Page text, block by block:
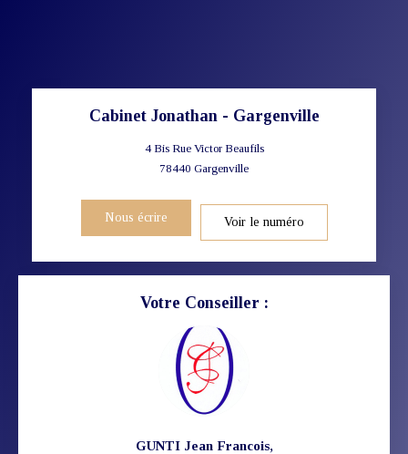
Cabinet Jonathan - Gargenville
4 Bis Rue Victor Beaufils
78440 Gargenville
Nous écrire Voir le numéro
Votre Conseiller :
GUNTI Jean Francois,